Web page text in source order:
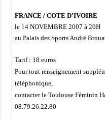
FRANCE / COTE D’IVOIRE
le 14 NOVEMBRE 2007 à 20H
au Palais des Sports André
Tarif : 18 euros
Pour tout renseignement
téléphonique,
contacter le Toulouse Féminin
08.79.26.22.80